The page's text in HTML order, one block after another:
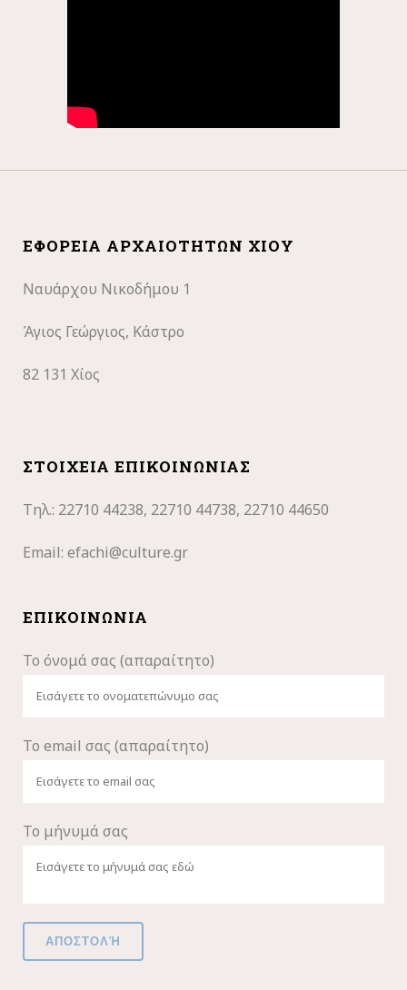
ΕΦΟΡΕΊΑ ΑΡΧΑΙΟΤΉΤΩΝ ΧΊΟΥ
Ναυάρχου Νικοδήμου 1
Άγιος Γεώργιος, Κάστρο
82 131 Χίος
ΣΤΟΙΧΕΊΑ ΕΠΙΚΟΙΝΩΝΊΑΣ
Τηλ.: 22710 44238, 22710 44738, 22710 44650
Email: efachi@culture.gr
ΕΠΙΚΟΙΝΩΝΊΑ
Το όνομά σας (απαραίτητο)
Το email σας (απαραίτητο)
Το μήνυμά σας